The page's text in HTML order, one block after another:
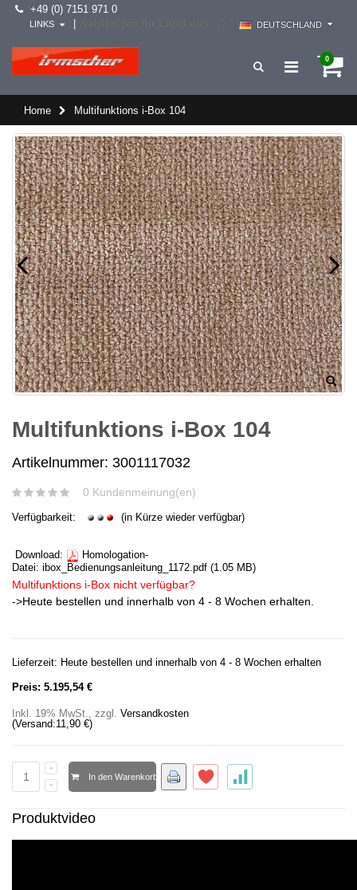
+49 (0) 7151 971 0
DEUTSCHLAND
LINKS
0
Home Multifunktions i-Box 104
Multifunktions i-Box 104
Artikelnummer: 3001117032
0 Kundenmeinung(en)
Verfügbarkeit: (in Kürze wieder verfügbar)
Download:
Homologation-
Datei: ibox_Bedienungsanleitung_1172.pdf (1.05 MB)
Multifunktions i-Box nicht verfügbar?
->Heute bestellen und innerhalb von 4 - 8 Wochen erhalten.
Lieferzeit: Heute bestellen und innerhalb von 4 - 8 Wochen erhalten
Preis: 5.195,54 €
Inkl. 19% MwSt., zzgl. Versandkosten
(Versand:11,90 €)
In den Warenkorb
Produktvideo